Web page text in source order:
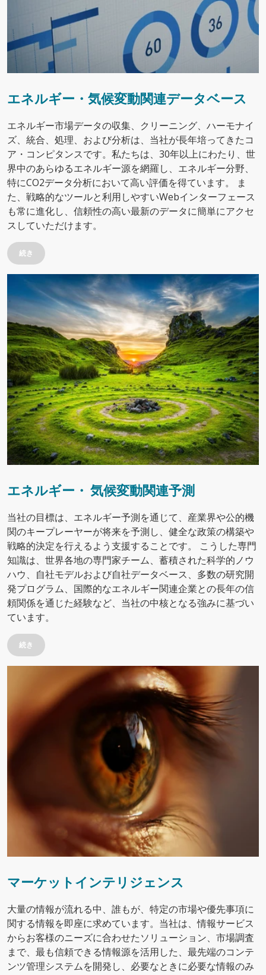
エネルギー・気候変動関連データベース
エネルギー市場データの収集、クリーニング、ハーモナイ
ズ、統合、処理、および分析は、当社が長年培ってきたコ
ア・コンピタンスです。私たちは、30年以上にわたり、世
界中のあらゆるエネルギー源を網羅し、エネルギー分野、
特にCO2データ分析において高い評価を得ています。 ま
た、戦略的なツールと利用しやすいWebインターフェース
も常に進化し、信頼性の高い最新のデータに簡単にアクセ
スしていただけます。
続き
エネルギー・ 気候変動関連予測
当社の目標は、エネルギー予測を通じて、産業界や公的機
関のキープレーヤーが将来を予測し、健全な政策の構築や
戦略的決定を行えるよう支援することです。 こうした専門
知識は、世界各地の専門家チーム、蓄積された科学的ノウ
ハウ、自社モデルおよび自社データベース、多数の研究開
発プログラム、国際的なエネルギー関連企業との長年の信
頼関係を通じた経験など、当社の中核となる強みに基づい
ています。
続き
マーケットインテリジェンス
大量の情報が流れる中、誰もが、特定の市場や優先事項に
関する情報を即座に求めています。当社は、情報サービス
からお客様のニーズに合わせたソリューション、市場調査
まで、最も信頼できる情報源を活用した、最先端のコンテ
ンツ管理システムを開発し、必要なときに必要な情報のみ